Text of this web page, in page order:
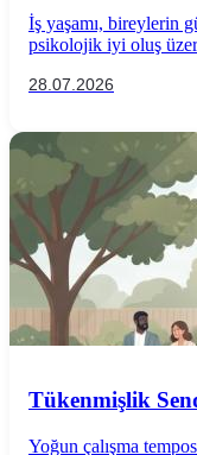
İş yaşamı, bireylerin
psikolojik iyi oluş
28.07.2026
Tükenmişlik
Yoğun çalışma